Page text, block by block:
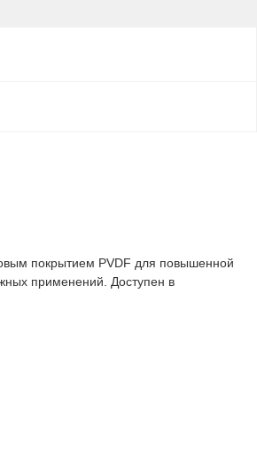
покрытием PVDF для повышенной
применений. Доступен в